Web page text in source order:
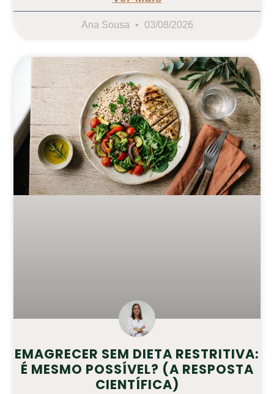
Ana Sousa 03/08/2026
EMAGRECER SEM DIETA RESTRITIVA:
É MESMO POSSÍVEL? (A RESPOSTA
CIENTÍFICA)